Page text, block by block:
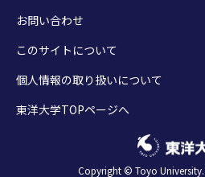
お問い合わせ
このサイトについて
個人情報の取り扱いについて
東洋大学TOPページへ
Copyright © Toyo University.